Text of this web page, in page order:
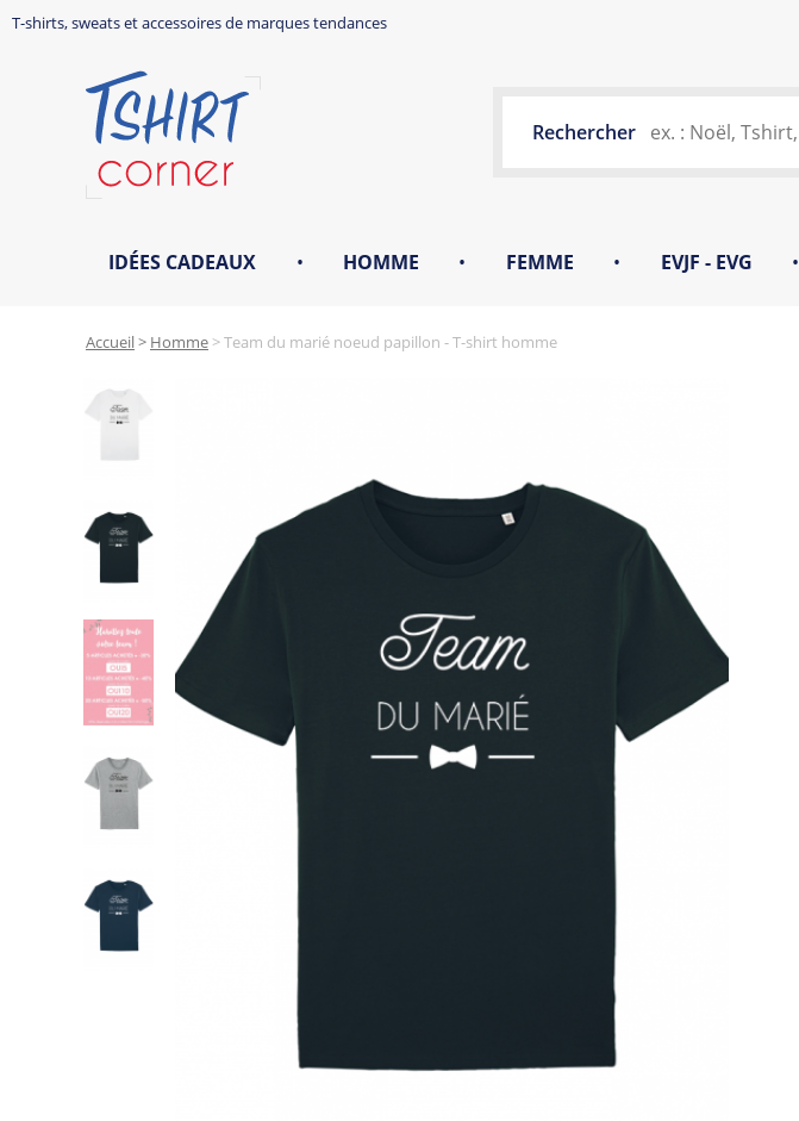
T-shirts, sweats et accessoires de marques tendances
Rechercher
IDÉES CADEAUX • HOMME • FEMME • EVJF - EVG •
Accueil> Homme >Team du marié noeud papillon - T-shirt homme